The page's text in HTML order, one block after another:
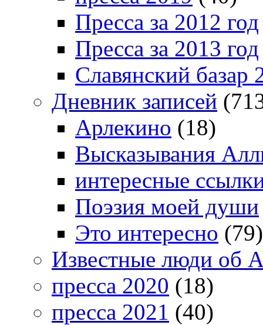
Пресса за 2012 год
Пресса за 2013 год
Славянский базар
Дневник записей
Арлекино (18)
Высказывания
интересные
Поэзия моей души
Это интересно (79)
Известные люди об
пресса 2020 (18)
пресса 2021 (40)